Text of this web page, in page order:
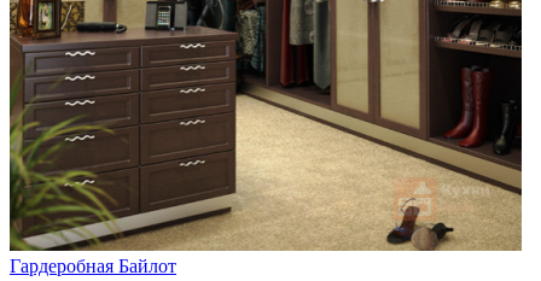
Гардеробная Байлот